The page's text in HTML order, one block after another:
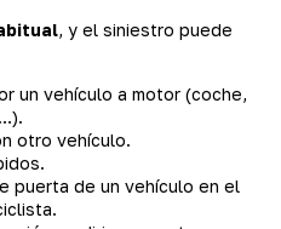
, y el siniestro puede
un vehículo a motor (coche,
otro vehículo.
puerta de un vehículo en el